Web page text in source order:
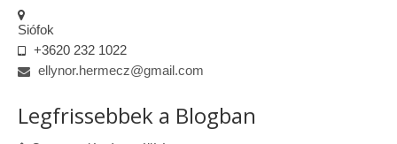
Siófok
+3620 232 1022
ellynor.hermecz@gmail.com
Legfrissebbek a Blogban